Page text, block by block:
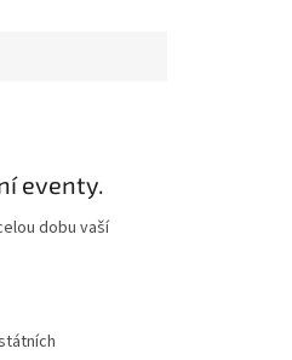
eventy.
dobu vaší